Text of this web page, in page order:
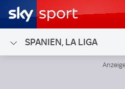
SPANIEN, LA LIGA